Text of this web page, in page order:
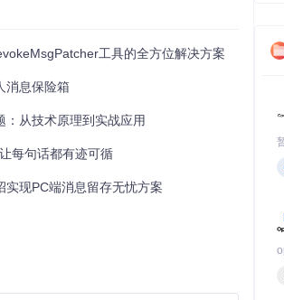
工具的全方位解决方案
消息保险箱
从技术原理到实战应用
每句话都有迹可循
现PC端消息留存无忧方案